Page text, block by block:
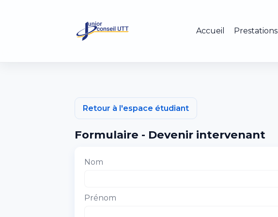
Accueil Prestations
Retour à l'espace étudiant
Formulaire - Devenir intervenant
Nom
Prénom